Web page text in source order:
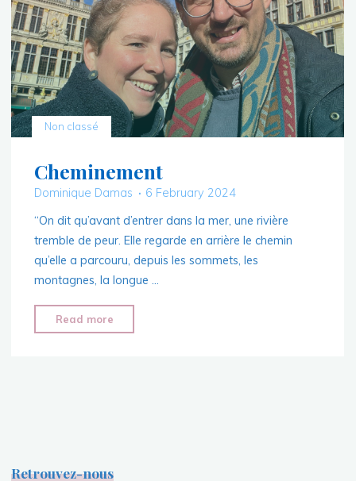
Non classé
Cheminement
Dominique Damas
6 February 2024
“On dit qu’avant d’entrer dans la mer, une rivière
tremble de peur. Elle regarde en arrière le chemin
qu’elle a parcouru, depuis les sommets, les
montagnes, la longue …
Read more
Retrouvez-nous